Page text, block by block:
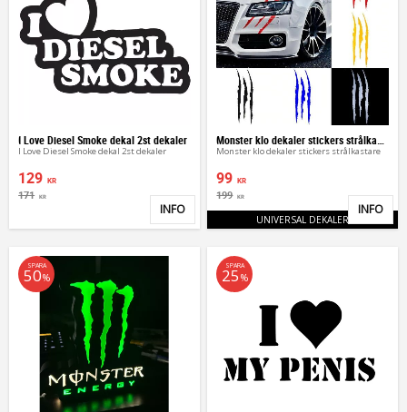
I Love Diesel Smoke dekal 2st dekaler
I Love Diesel Smoke dekal 2st dekaler
129 KR
171 KR
Lägg till i favoriter
INFO
Monster klo dekaler stickers strålkastare
Monster klo dekaler stickers strålkastare
99 KR
199 KR
UNIVERSAL DEKALER
INFO
SPARA
50%
SPARA
25 %